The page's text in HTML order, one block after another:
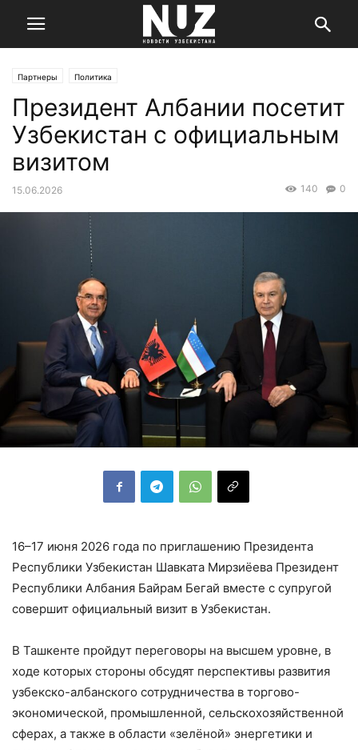
Партнеры Политика
Президент Албании посетит
Узбекистан с официальным
визитом
15.06.2026 0
140
16–17 июня 2026 года по приглашению Президента
Республики Узбекистан Шавката Мирзиёева Президент
Республики Албания Байрам Бегай вместе с супругой
совершит официальный визит в Узбекистан.
В Ташкенте пройдут переговоры на высшем уровне, в
ходе которых стороны обсудят перспективы развития
узбекско-албанского сотрудничества в торгово-
экономической, промышленной, сельскохозяйственной
сферах, а также в области «зелёной» энергетики и